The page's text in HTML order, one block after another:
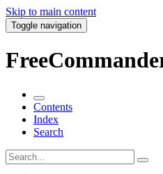
Skip to main content
Toggle navigation
Contents
Index
Search